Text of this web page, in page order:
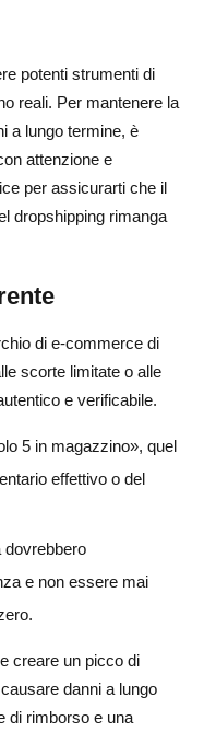
potenti strumenti di
reali. Per mantenere la
a lungo termine, è
attenzione e
per assicurarti che il
dropshipping rimanga
di e-commerce di
scorte limitate o alle
e verificabile.
5 in magazzino», quel
effettivo o del
dovrebbero
e non essere mai
creare un picco di
danni a lungo
di rimborso e una